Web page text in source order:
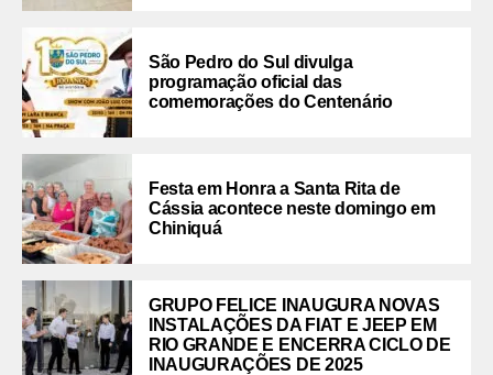
São Pedro do Sul divulga
programação oficial das
comemorações do Centenário
Festa em Honra a Santa Rita de
Cássia acontece neste domingo em
Chiniquá
GRUPO FELICE INAUGURA NOVAS
INSTALAÇÕES DA FIAT E JEEP EM
RIO GRANDE E ENCERRA CICLO DE
INAUGURAÇÕES DE 2025